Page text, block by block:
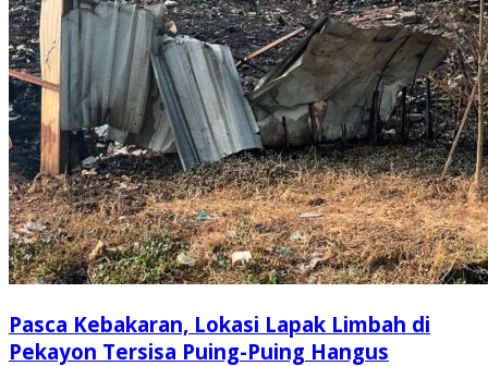
Pasca Kebakaran, Lokasi Lapak Limbah di
Pekayon Tersisa Puing-Puing Hangus